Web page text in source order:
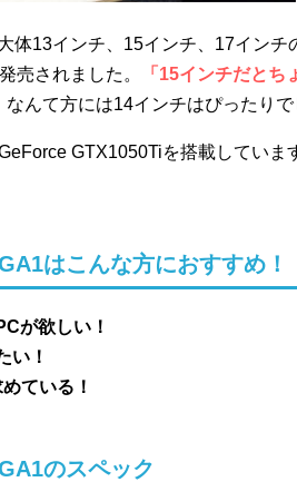
体13インチ、15インチ、17インチ
売されました。
「15インチだと
なんて方には14インチはぴったりで
GTX1050Tiを搭載していま
はこんな方におすすめ！
が欲しい！
い！
ている！
のスペック